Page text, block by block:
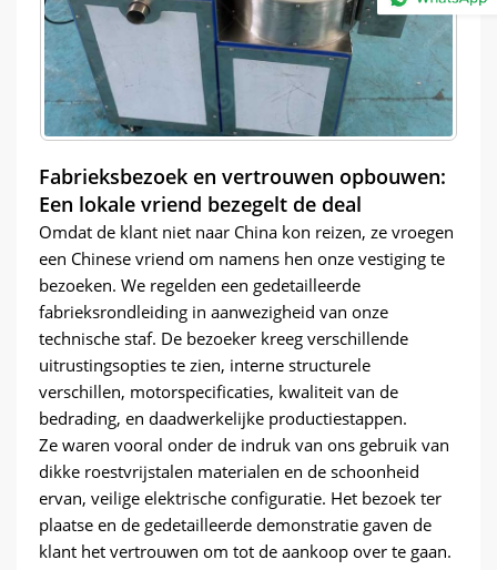
Fabrieksbezoek en vertrouwen opbouwen:
Een lokale vriend bezegelt de deal
Omdat de klant niet naar China kon reizen, ze vroegen
een Chinese vriend om namens hen onze vestiging te
bezoeken. We regelden een gedetailleerde
fabrieksrondleiding in aanwezigheid van onze
technische staf. De bezoeker kreeg verschillende
uitrustingsopties te zien, interne structurele
verschillen, motorspecificaties, kwaliteit van de
bedrading, en daadwerkelijke productiestappen.
Ze waren vooral onder de indruk van ons gebruik van
dikke roestvrijstalen materialen en de schoonheid
ervan, veilige elektrische configuratie. Het bezoek ter
plaatse en de gedetailleerde demonstratie gaven de
klant het vertrouwen om tot de aankoop over te gaan.